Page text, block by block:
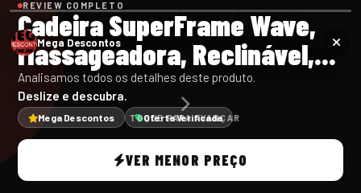
Mega Descontos
REVIEW COMPLETO
Cadeira SuperFrame Wave,
Massageadora, Reclinável,...
Analisamos todos os detalhes deste produto.
Deslize e descubra.
Mega Descontos Oferta Verificada
VER MENOR PREÇO
TOQUE PARA AVANÇAR